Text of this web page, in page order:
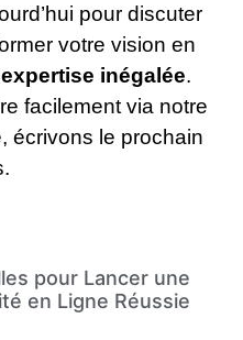
pour discuter
votre vision en
expertise inégalée.
facilement via notre
écrivons le prochain
pour Lancer une
en Ligne Réussie